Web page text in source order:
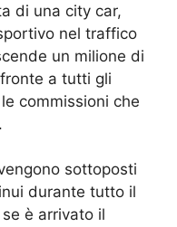
di una city car,
nel traffico
un milione di
a tutti gli
commissioni che
sottoposti
durante tutto il
è arrivato il